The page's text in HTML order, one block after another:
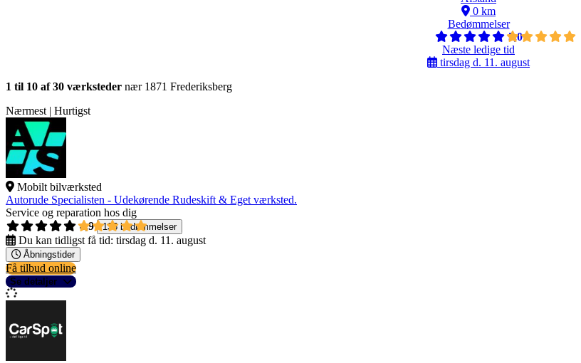
0 km
Bedømmelser
5,0
Næste ledige tid
tirsdag d. 11. august
1 til 10 af 30 værksteder nær 1871 Frederiksberg
Nærmest | Hurtigst
Mobilt bilværksted
Autorude Specialisten - Udekørende Rudeskift & Eget værksted.
Service og reparation hos dig
4,9
135 bedømmelser
Du kan tidligst få tid: tirsdag d. 11. august
Åbningstider
Få tilbud online
Se detaljer